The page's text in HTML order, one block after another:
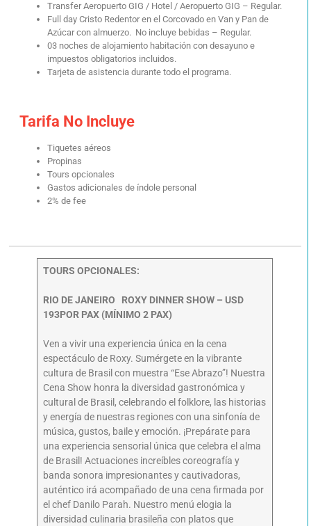
Transfer Aeropuerto GIG / Hotel / Aeropuerto GIG – Regular.
Full day Cristo Redentor en el Corcovado en Van y Pan de
Azúcar con almuerzo. No incluye bebidas – Regular.
03 noches de alojamiento habitación con desayuno e
impuestos obligatorios incluidos.
Tarjeta de asistencia durante todo el programa.
Tarifa No Incluye
Tiquetes aéreos
Propinas
Tours opcionales
Gastos adicionales de índole personal
2% de fee
TOURS OPCIONALES:
RIO DE JANEIRO ROXY DINNER SHOW – USD
193POR PAX (MÍNIMO 2 PAX)
Ven a vivir una experiencia única en la cena
espectáculo de Roxy. Sumérgete en la vibrante
cultura de Brasil con muestra “Ese Abrazo”! Nuestra
Cena Show honra la diversidad gastronómica y
cultural de Brasil, celebrando el folklore, las historias
y energía de nuestras regiones con una sinfonía de
música, gustos, baile y emoción. ¡Prepárate para
una experiencia sensorial única que celebra el alma
de Brasil! Actuaciones increíbles coreografía y
banda sonora impresionantes y cautivadoras,
auténtico irá acompañado de una cena firmada por
el chef Danilo Parah. Nuestro menú elogia la
diversidad culinaria brasileña con platos que